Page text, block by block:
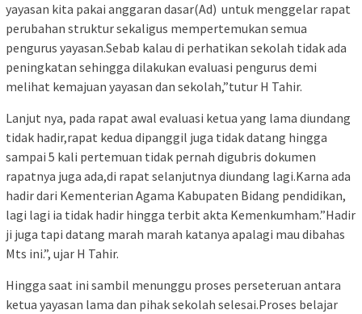
yayasan kita pakai anggaran dasar(Ad) untuk menggelar rapat
perubahan struktur sekaligus mempertemukan semua
pengurus yayasan.Sebab kalau di perhatikan sekolah tidak ada
peningkatan sehingga dilakukan evaluasi pengurus demi
melihat kemajuan yayasan dan sekolah,”tutur H Tahir.
Lanjut nya, pada rapat awal evaluasi ketua yang lama diundang
tidak hadir,rapat kedua dipanggil juga tidak datang hingga
sampai 5 kali pertemuan tidak pernah digubris dokumen
rapatnya juga ada,di rapat selanjutnya diundang lagi.Karna ada
hadir dari Kementerian Agama Kabupaten Bidang pendidikan,
lagi lagi ia tidak hadir hingga terbit akta Kemenkumham.”Hadir
ji juga tapi datang marah marah katanya apalagi mau dibahas
Mts ini.”, ujar H Tahir.
Hingga saat ini sambil menunggu proses perseteruan antara
ketua yayasan lama dan pihak sekolah selesai.Proses belajar